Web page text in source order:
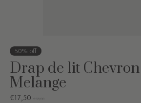
50% off
Drap de lit
Melange
€17,50 €35,00